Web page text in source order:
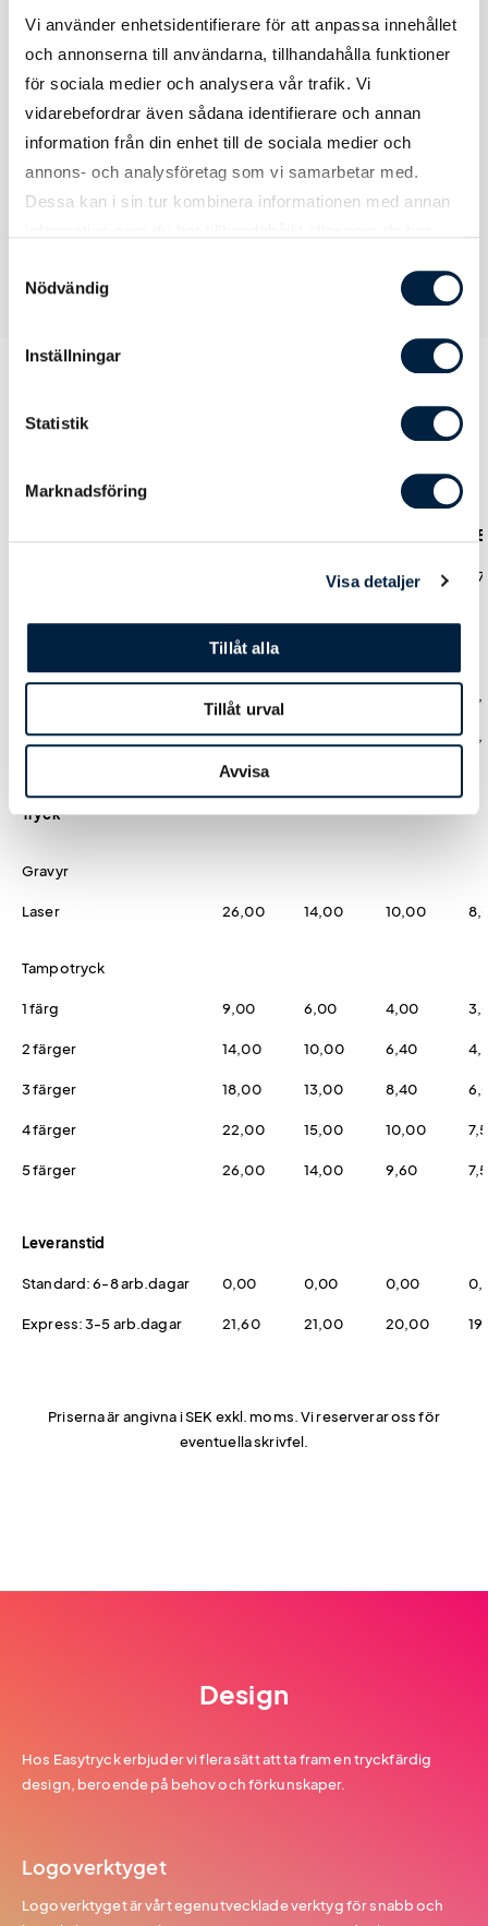
Vi använder enhetsidentifierare för att anpassa innehållet
och annonserna till användarna, tillhandahålla funktioner
för sociala medier och analysera vår trafik. Vi
vidarebefordrar även sådana identifierare och annan
information från din enhet till de sociala medier och
annons- och analysföretag som vi samarbetar med.
Dessa kan i sin tur kombinera informationen med annan
Nödvändig
Inställningar
Statistik
Marknadsföring
Visa detaljer
Tillåt alla
Tillåt urval
Avvisa
Tryckmetod(er) Tampotryck eller lasergravyr
30x70 mm
Graveringsyta 22x100 mm
105,00 100,00
Hjälp från easytryck 0,00 0,00 0,00
Tryck
Gravyr
Laser 26,00 14,00 10,00
Tampotryck
1 färg 9,00 6,00 4,00
2 färger 14,00 10,00 6,40
3 färger 18,00 13,00 8,40
4 färger 22,00 15,00 10,00
5 färger 26,00 14,00 9,60
Leveranstid
Standard: 6-8 arb.dagar 0,00 0,00 0,00
Express: 3-5 arb.dagar 21,60 21,00 20,00
Priserna är angivna i SEK exkl. moms. Vi reserverar oss för
eventuella skrivfel.
Design
Hos Easytryck erbjuder vi flera sätt att ta fram en tryckfärdig
design, beroende på behov och förkunskaper.
Logoverktyget
Logoverktyget är vårt egenutvecklade verktyg för snabb och